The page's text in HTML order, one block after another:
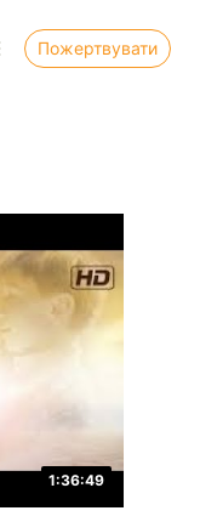
Пожертвувати
1:36:49